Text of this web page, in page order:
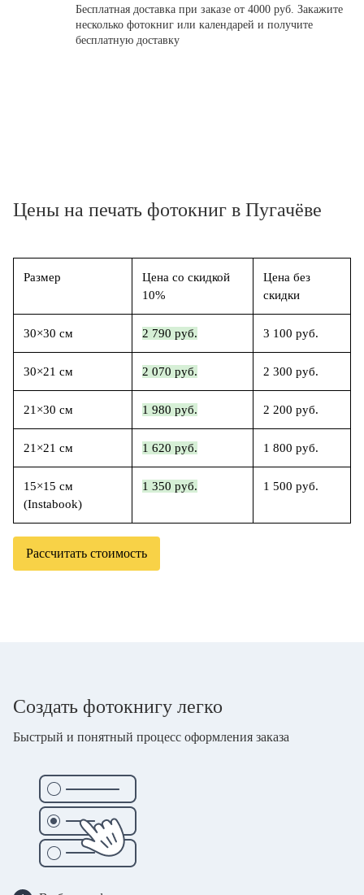
Бесплатная доставка при заказе от 4000 руб. Закажите
несколько фотокниг или календарей и получите
бесплатную доставку
Цены на печать фотокниг в Пугачёве
Размер
Цена со скидкой
10%
Цена без
скидки
30×30 см 2 790 руб. 3 100 руб.
30×21 см 2 070 руб. 2 300 руб.
21×30 см 1 980 руб. 2 200 руб.
21×21 см 1 620 руб. 1 800 руб.
15×15 см
(Instabook)
1 350 руб. 1 500 руб.
Рассчитать стоимость
Создать фотокнигу легко
Быстрый и понятный процесс оформления заказа